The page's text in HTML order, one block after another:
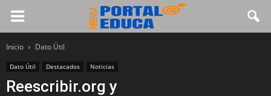
Inicio Dato Útil
Dato Útil Destacados Noticias
Reescribir.org y